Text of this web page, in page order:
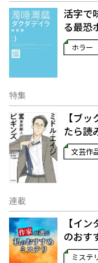
活字で
る最恐
ホラー
特集
【ブ
たら読
文芸作
連載
【イ
のおす
ミステ